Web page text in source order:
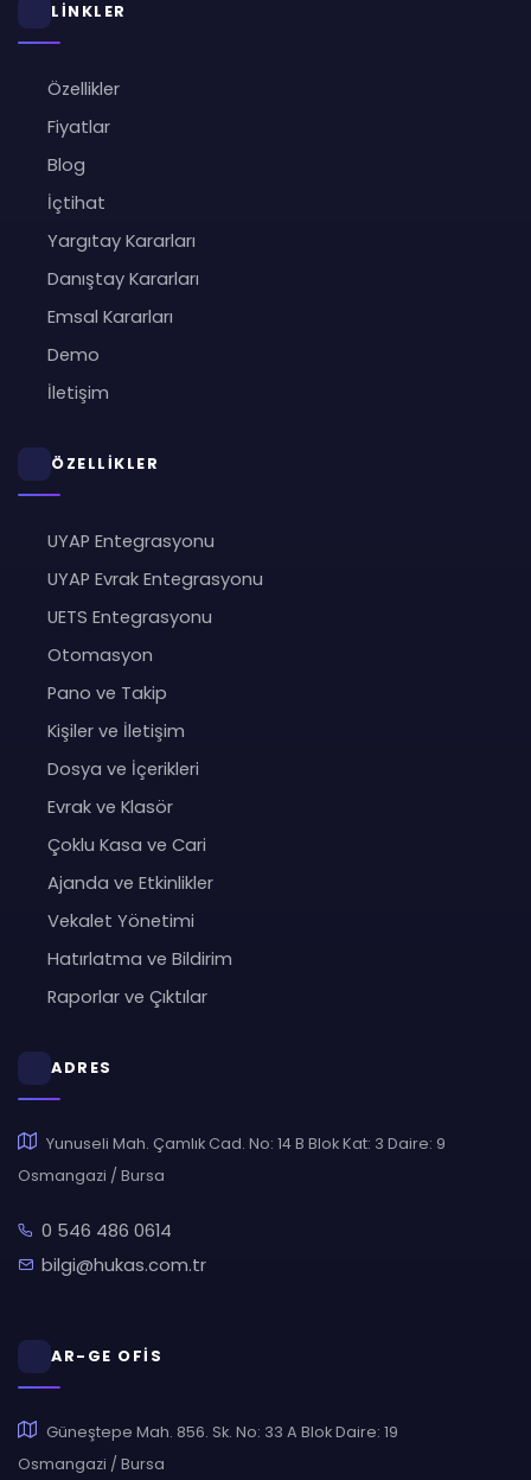
LİNKLER
Özellikler
Fiyatlar
Blog
İçtihat
Yargıtay Kararları
Danıştay Kararları
Emsal Kararları
Demo
İletişim
ÖZELLİKLER
UYAP Entegrasyonu
UYAP Evrak Entegrasyonu
UETS Entegrasyonu
Otomasyon
Pano ve Takip
Kişiler ve İletişim
Dosya ve İçerikleri
Evrak ve Klasör
Çoklu Kasa ve Cari
Ajanda ve Etkinlikler
Vekalet Yönetimi
Hatırlatma ve Bildirim
Raporlar ve Çıktılar
ADRES
Yunuseli Mah. Çamlık Cad. No: 14 B Blok Kat: 3 Daire: 9
Osmangazi / Bursa
0 546 486 0614
bilgi@hukas.com.tr
AR-GE OFİS
Güneştepe Mah. 856. Sk. No: 33 A Blok Daire: 19
Osmangazi / Bursa